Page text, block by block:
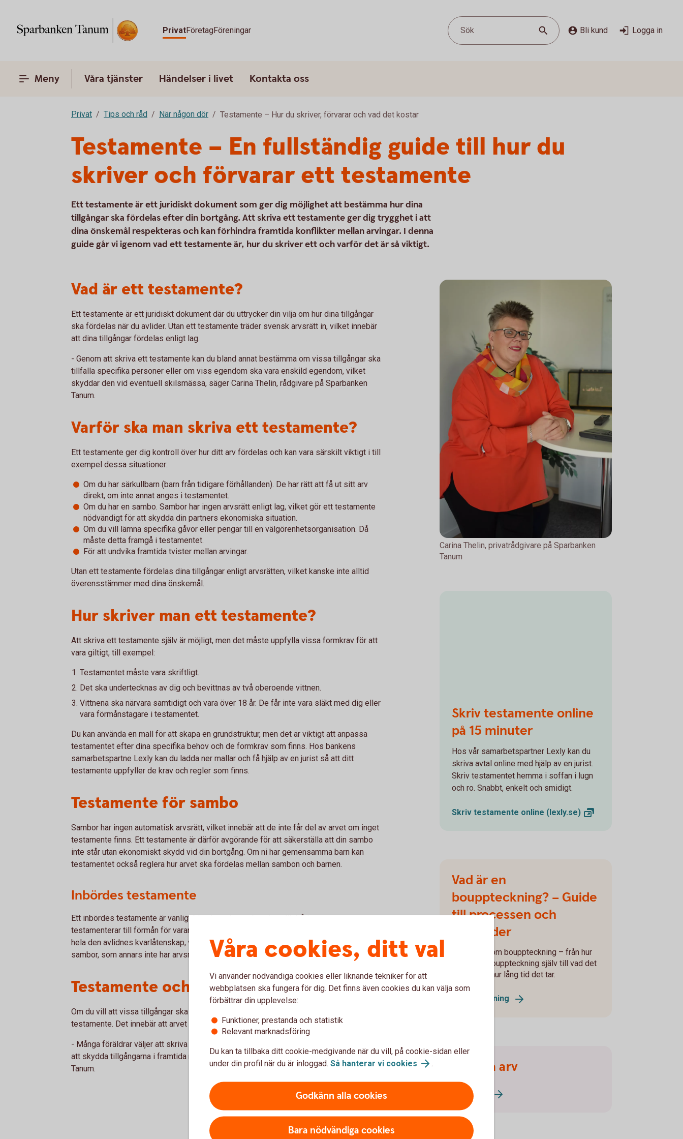
PrivatFöretagFöreningar Sök Bli kund Logga in
Meny Våra tjänster Händelser i livet Kontakta oss
Privat Tips och råd När någon dör Testamente – Hur du skriver, förvarar och vad det kostar
Testamente – En fullständig guide till hur du
skriver och förvarar ett testamente
Ett testamente är ett juridiskt dokument som ger dig möjlighet att bestämma hur dina
tillgångar ska fördelas efter din bortgång. Att skriva ett testamente ger dig trygghet i att
dina önskemål respekteras och kan förhindra framtida konflikter mellan arvingar. I denna
guide går vi igenom vad ett testamente är, hur du skriver ett och varför det är så viktigt.
Vad är ett testamente?
Ett testamente är ett juridiskt dokument där du uttrycker din vilja om hur dina tillgångar
ska fördelas när du avlider. Utan ett testamente träder svensk arvsrätt in, vilket innebär
att dina tillgångar fördelas enligt lag.
- Genom att skriva ett testamente kan du bland annat bestämma om vissa tillgångar ska
tillfalla specifika personer eller om viss egendom ska vara enskild egendom, vilket
skyddar den vid eventuell skilsmässa, säger Carina Thelin, rådgivare på Sparbanken
Tanum.
Varför ska man skriva ett testamente?
Ett testamente ger dig kontroll över hur ditt arv fördelas och kan vara särskilt viktigt i till
exempel dessa situationer:
Om du har särkullbarn (barn från tidigare förhållanden). De har rätt att få ut sitt arv
direkt, om inte annat anges i testamentet.
Om du har en sambo. Sambor har ingen arvsrätt enligt lag, vilket gör ett testamente
nödvändigt för att skydda din partners ekonomiska situation.
Om du vill lämna specifika gåvor eller pengar till en välgörenhetsorganisation. Då
måste detta framgå i testamentet.
För att undvika framtida tvister mellan arvingar.
Utan ett testamente fördelas dina tillgångar enligt arvsrätten, vilket kanske inte alltid
överensstämmer med dina önskemål.
Hur skriver man ett testamente?
Att skriva ett testamente själv är möjligt, men det måste uppfylla vissa formkrav för att
vara giltigt, till exempel:
Testamentet måste vara skriftligt.
Det ska undertecknas av dig och bevittnas av två oberoende vittnen.
Vittnena ska närvara samtidigt och vara över 18 år. De får inte vara släkt med dig eller
vara förmånstagare i testamentet.
Du kan använda en mall för att skapa en grundstruktur, men det är viktigt att anpassa
testamentet efter dina specifika behov och de formkrav som finns. Hos bankens
samarbetspartne Lexly kan du ladda ner mallar och få hjälp av en jurist så att ditt
testamente uppfyller de krav och regler som finns.
Testamente för sambo
Sambor har ingen automatisk arvsrätt, vilket innebär att de inte får del av arvet om inget
testamente finns. Ett testamente är därför avgörande för att säkerställa att din sambo
inte står utan ekonomiskt skydd vid din bortgång. Om ni har gemensamma barn kan
testamentet också reglera hur arvet ska fördelas mellan sambon och barnen.
Inbördes testamente
Ett inbördes testamente är vanligt bland sambor och makar, där båda parter
testamenterar till förmån för varandra. Detta innebär att den efterlevande parten ärver
hela den avlidnes kvarlåtenskap, vilket kan vara ett viktigt skydd för efterlevande
sambor, som annars inte har arvsrätt enligt lagen.
Testamente och enskild egendom
Om du vill att vissa tillgångar ska vara enskild egendom kan du reglera detta i ditt
testamente. Det innebär att arvet inte ingår i en framtida bodelning vid en skilsmässa.
- Många föräldrar väljer att skriva in att arv till deras barn ska vara enskild egendom för
att skydda tillgångarna i framtida relationer, säger Carina Thelin, rådgivare på Sparbanken
Tanum.
Carina Thelin, privatrådgivare på Sparbanken
Tanum
Skriv testamente online
på 15 minuter
Hos vår samarbetspartner Lexly kan du
skriva avtal online med hjälp av en jurist.
Skriv testamentet hemma i soffan i lugn
och ro. Snabbt, enkelt och smidigt.
Skriv testamente online (lexly.se)
Vad är en
bouppteckning? – Guide
till processen och
kostnader
Lär dig allt om bouppteckning – från hur
du gör en bouppteckning själv till vad det
kostar och hur lång tid det tar.
Bouppteckning
Fördela arv
Arvskifte
Våra cookies, ditt val
Vi använder nödvändiga cookies eller liknande tekniker för att
webbplatsen ska fungera för dig. Det finns även cookies du kan välja som
förbättrar din upplevelse:
Funktioner, prestanda och statistik
Relevant marknadsföring
Du kan ta tillbaka ditt cookie-medgivande när du vill, på cookie-sidan eller
under din profil när du är inloggad. Så hanterar vi cookies .
Godkänn alla cookies
Bara nödvändiga cookies